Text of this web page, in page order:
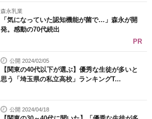
森永乳業
「気になっていた認知機能が菌で…」森永が開
発。感動の70代続出
PR
公開 2024/02/05
【関東の40代以下が選ぶ】優秀な生徒が多いと
思う「埼玉県の私立高校」ランキングT...
公開 2024/04/18